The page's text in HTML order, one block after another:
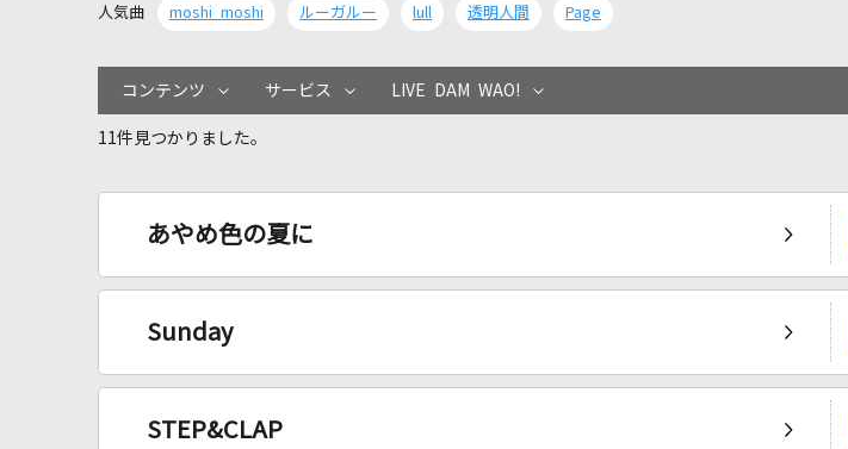
人気曲 moshi moshi ルーガルー lull 透明人間 Page
コンテンツ サービス LIVE DAM WAO!
11件見つかりました。
あやめ色の夏に
Sunday
STEP&CLAP